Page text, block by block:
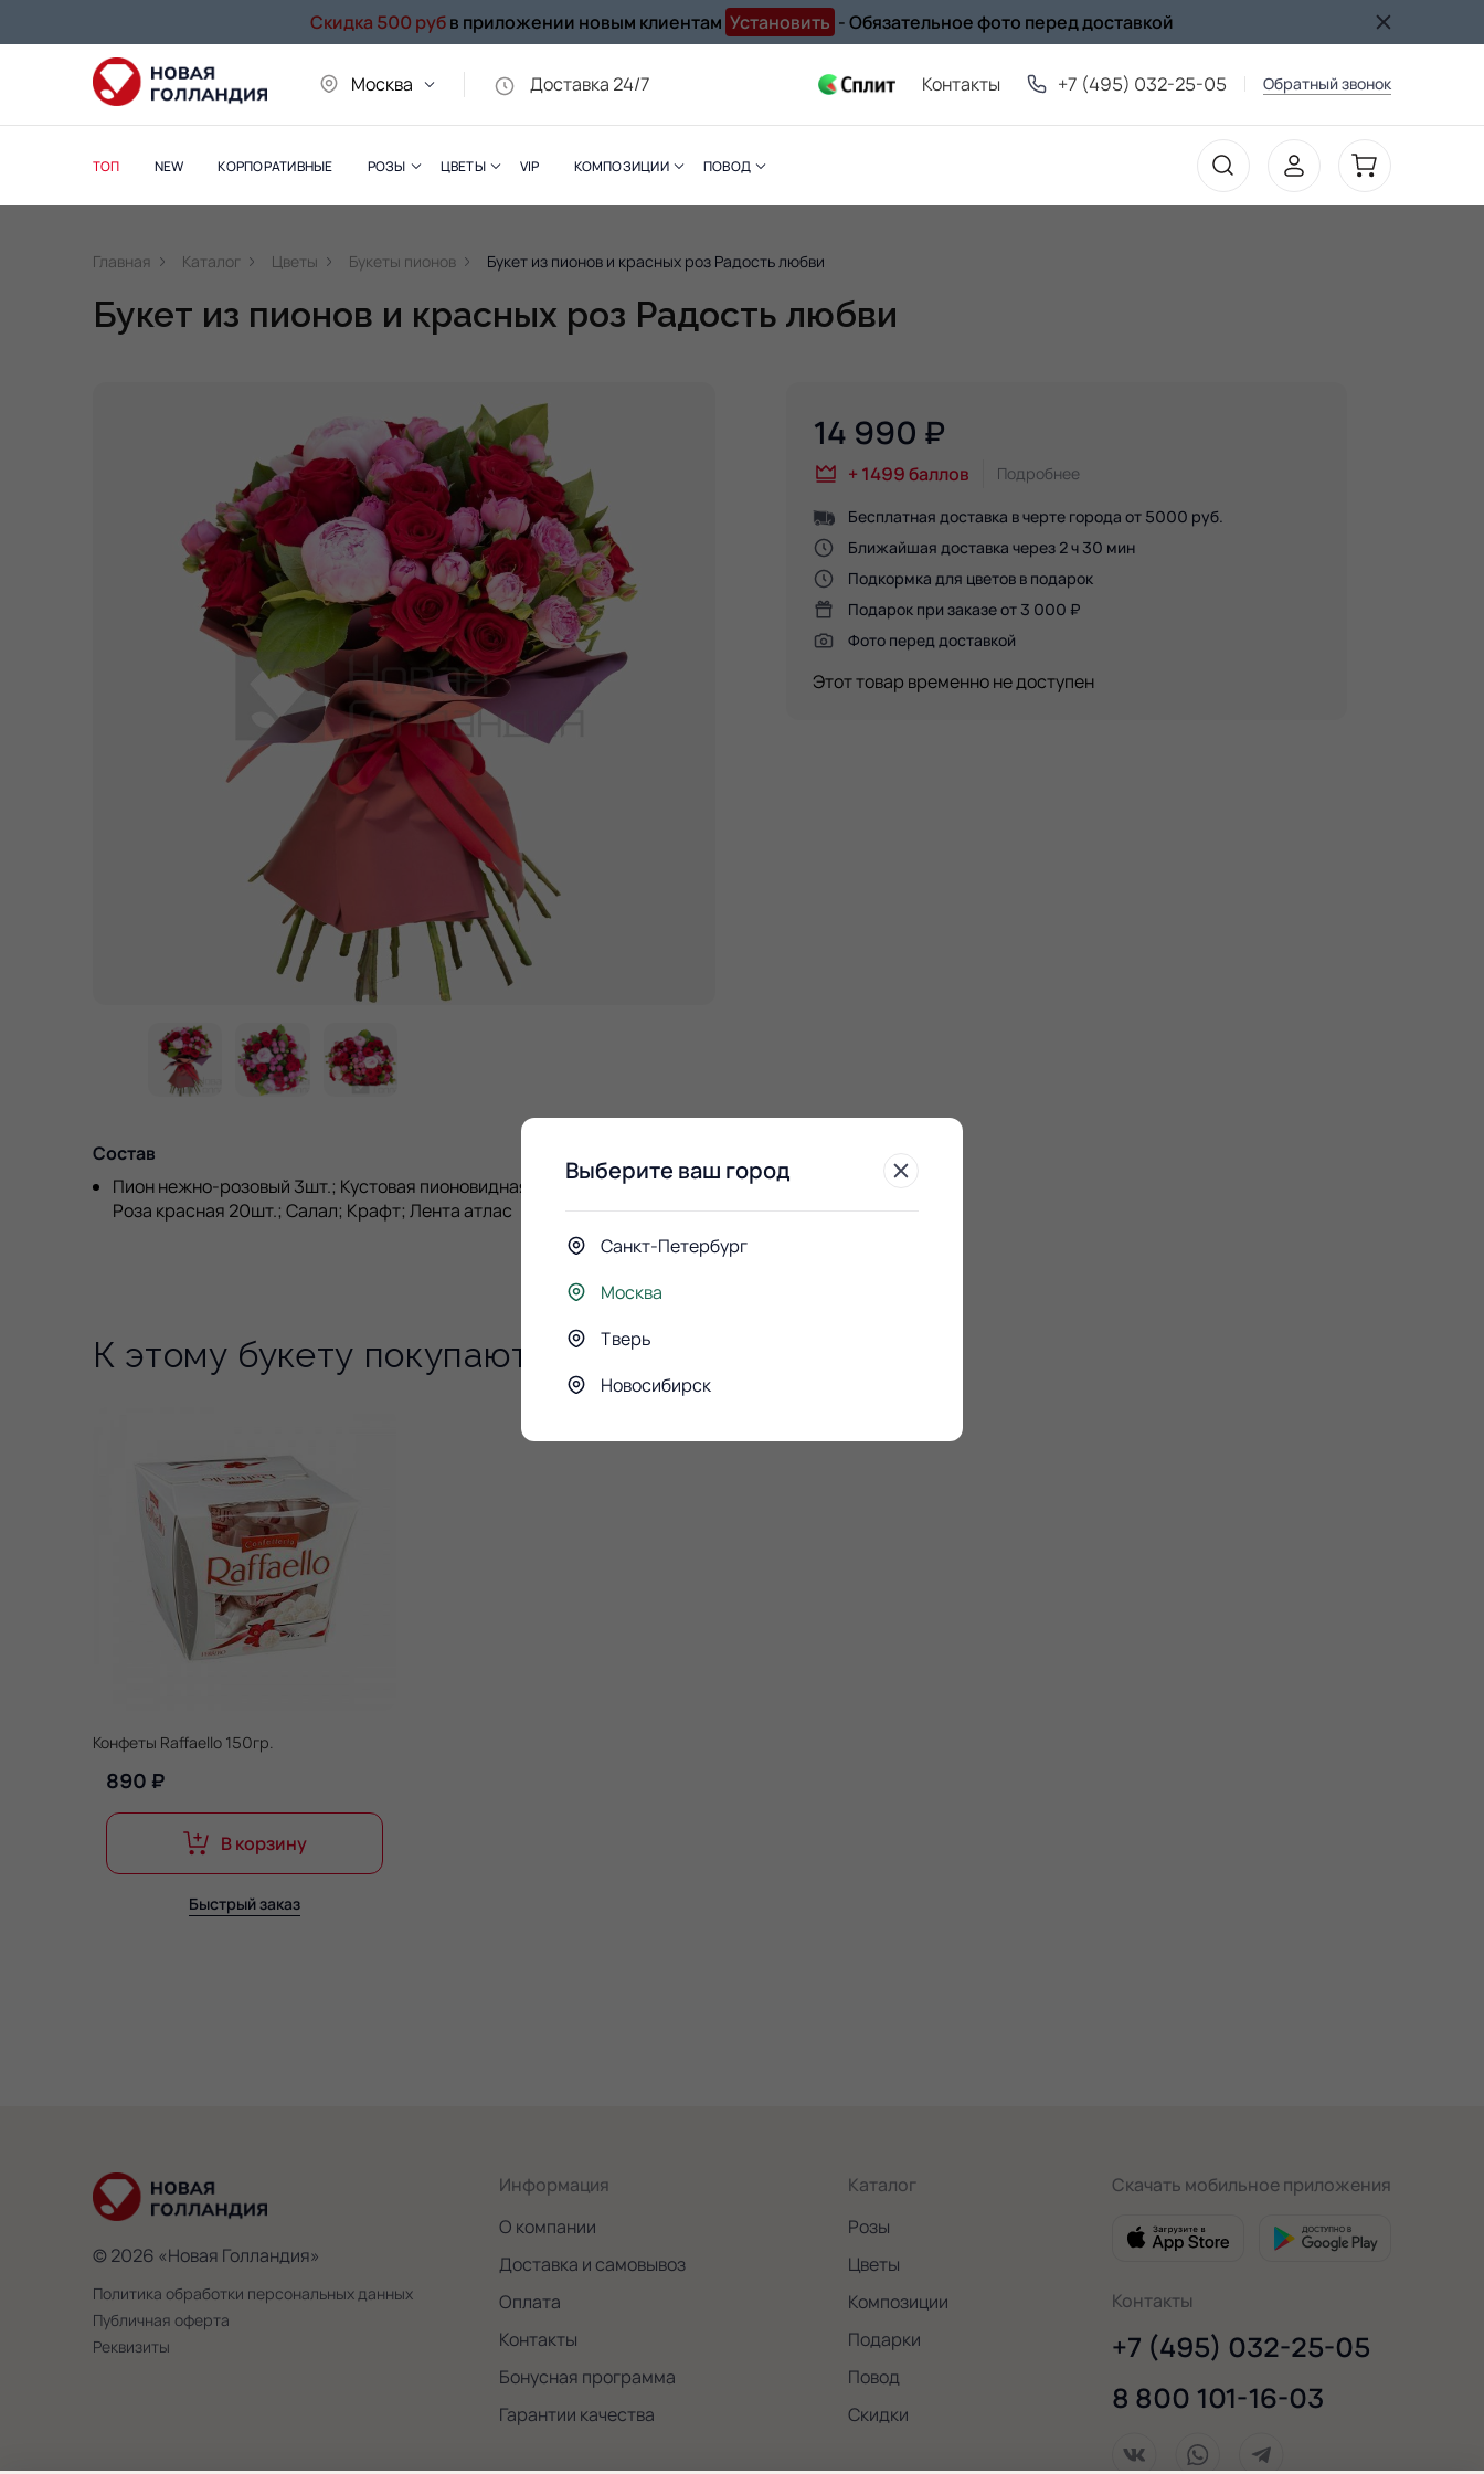
Скидка 500 рубв приложении новым клиентам Установить - Обязательное фото перед доставкой
Москва Доставка 24/7 Контакты +7 (495) 032-25-05 Обратный звонок
ТОП NEW КОРПОРАТИВНЫЕ РОЗЫ ЦВЕТЫ VIP КОМПОЗИЦИИ ПОВОД
Главная Каталог Цветы Букеты пионов Букет из пионов и красных роз Радость любви
Букет из пионов и красных роз Радость любви
Состав
Пион нежно-розовый 3шт.; Кустовая пионовидная розовая роза 8шт.;
Роза красная 20шт.; Салал; Крафт; Лента атлас
14 990 ₽
+ 1499баллов Подробнее
Бесплатная доставка в черте города от 5000 руб.
Ближайшая доставка через 2 ч 30 мин
Подкормка для цветов в подарок
Подарок при заказе от 3 000 ₽
Фото перед доставкой
Этот товар временно не доступен
К этому букету покупают
Конфеты Raffaello 150гр.
890 ₽
В корзину
Быстрый заказ
© 2026 «Новая Голландия»
Политика обработки персональных данных
Публичная оферта
Реквизиты
Информация
О компании
Доставка и самовывоз
Оплата
Контакты
Бонусная программа
Гарантии качества
Каталог
Розы
Цветы
Композиции
Подарки
Повод
Скидки
Скачать мобильное приложения
Контакты
+7 (495) 032-25-05
8 800 101-16-03
Выберите ваш город
Санкт-Петербург
Москва
Тверь
Новосибирск